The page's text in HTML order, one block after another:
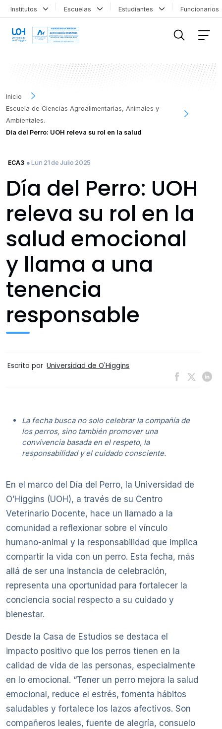
Institutos Escuelas Estudiantes
Inicio
Escuela de Ciencias Agroalimentarias, Animales y
Ambientales.
Día del Perro: UOH releva su rol en la salud
ECA3 ● Lun 21 de Julio 2025
Día del Perro: UOH
releva su rol en la
salud emocional
y llama a una
tenencia
responsable
Escrito por Universidad de O'Higgins
La fecha busca no solo celebrar la compañía de
los perros, sino también promover una
convivencia basada en el respeto, la
responsabilidad y el cuidado consciente.
En el marco del Día del Perro, la Universidad de
O’Higgins (UOH), a través de su Centro
Veterinario Docente, hace un llamado a la
comunidad a reflexionar sobre el vínculo
humano-animal y la responsabilidad que implica
compartir la vida con un perro. Esta fecha, más
allá de ser una instancia de celebración,
representa una oportunidad para fortalecer la
conciencia social respecto a su cuidado y
bienestar.
Desde la Casa de Estudios se destaca el
impacto positivo que los perros tienen en la
calidad de vida de las personas, especialmente
en lo emocional. “Tener un perro mejora la salud
emocional, reduce el estrés, fomenta hábitos
saludables y fortalece los lazos afectivos. Son
compañeros leales, fuente de alegría, consuelo